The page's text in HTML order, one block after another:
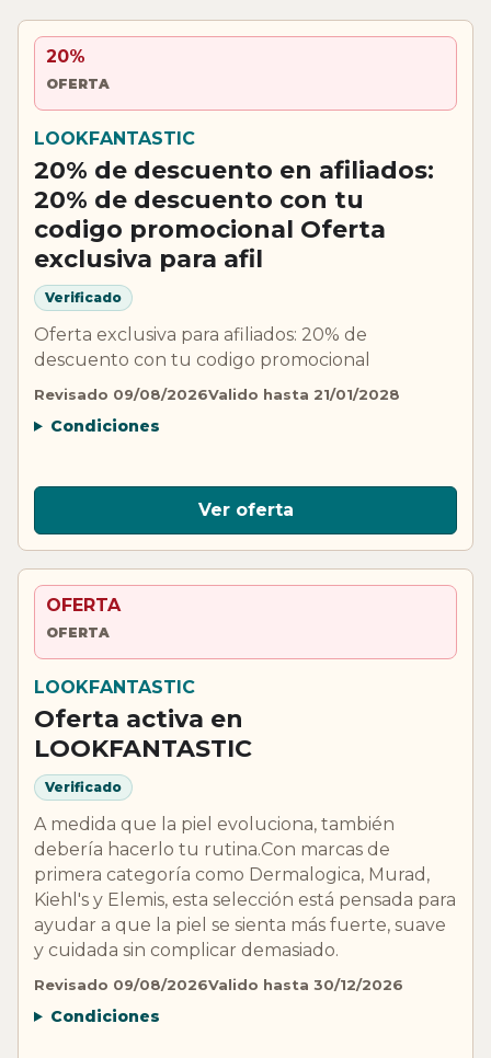
20%
OFERTA
LOOKFANTASTIC
20% de descuento en afiliados:
20% de descuento con tu
codigo promocional Oferta
exclusiva para afil
Verificado
Oferta exclusiva para afiliados: 20% de
descuento con tu codigo promocional
Revisado 09/08/2026Valido hasta 21/01/2028
Condiciones
Ver oferta
OFERTA
OFERTA
LOOKFANTASTIC
Oferta activa en
LOOKFANTASTIC
Verificado
A medida que la piel evoluciona, también
debería hacerlo tu rutina.Con marcas de
primera categoría como Dermalogica, Murad,
Kiehl's y Elemis, esta selección está pensada para
ayudar a que la piel se sienta más fuerte, suave
y cuidada sin complicar demasiado.
Revisado 09/08/2026Valido hasta 30/12/2026
Condiciones